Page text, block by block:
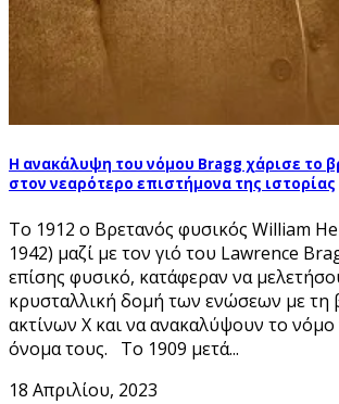
Η ανακάλυψη του νόμου Bragg χάρισε το
στον νεαρότερο επιστήμονα της ιστορίας
Το 1912 ο Βρετανός φυσικός William
1942) μαζί με τον γιό του Lawrence
επίσης φυσικό, κατάφεραν να
κρυσταλλική δομή των ενώσεων με τη
ακτίνων Χ και να ανακαλύψουν το
όνομα τους. Το 1909 μετά...
18 Απριλίου, 2023